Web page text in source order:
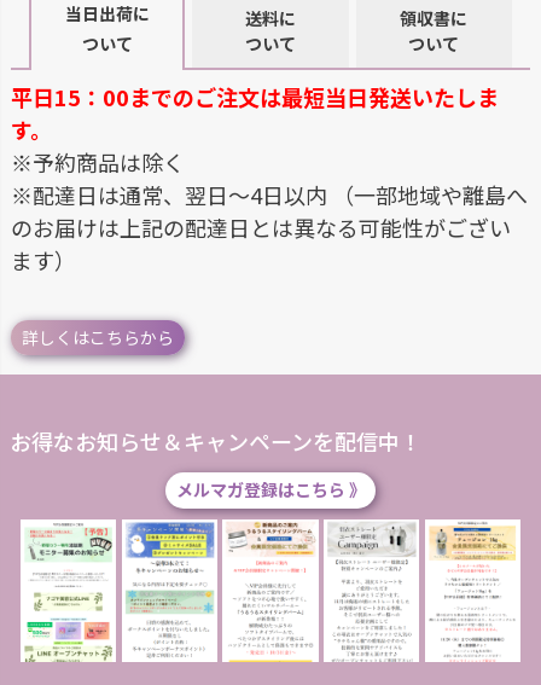
当日出荷に
ついて
送料に
ついて
領収書に
ついて
平日15：00までのご注文は最短当日発送いたしま
す。
※予約商品は除く
※配達日は通常、翌日～4日以内 （一部地域や離島へ
のお届けは上記の配達日とは異なる可能性がござい
ます）
詳しくはこちらから
お得なお知らせ＆キャンペーンを配信中！
メルマガ登録はこちら 》